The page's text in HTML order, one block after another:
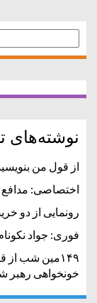
برای:
نوشته‌های
از قول من
اختصاصی:
رونمایی از دو
فوری: جواد
۱۴۹مین شب
خونخواهی رهبر